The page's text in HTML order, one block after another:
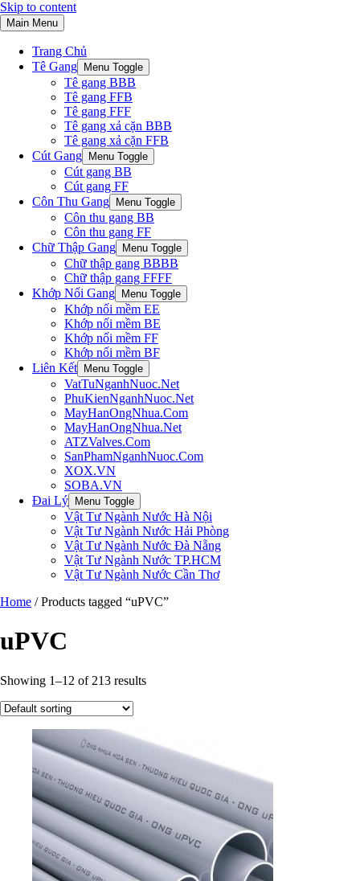
Skip to content
Main Menu
Trang Chủ
Tê Gang
Menu Toggle
Tê gang BBB
Tê gang FFB
Tê gang FFF
Tê gang xả cặn BBB
Tê gang xả cặn FFB
Cút Gang
Menu Toggle
Cút gang BB
Cút gang FF
Côn Thu Gang
Menu Toggle
Côn thu gang BB
Côn thu gang FF
Chữ Thập Gang
Menu Toggle
Chữ thập gang BBBB
Chữ thập gang FFFF
Khớp Nối Gang
Menu Toggle
Khớp nối mềm EE
Khớp nối mềm BE
Khớp nối mềm FF
Khớp nối mềm BF
Liên Kết
Menu Toggle
VatTuNganhNuoc.Net
PhuKienNganhNuoc.Net
MayHanOngNhua.Com
MayHanOngNhua.Net
ATZValves.Com
SanPhamNganhNuoc.Com
XOX.VN
SOBA.VN
Đai Lý
Menu Toggle
Vật Tư Ngành Nước Hà Nội
Vật Tư Ngành Nước Hải Phòng
Vật Tư Ngành Nước Đà Nẵng
Vật Tư Ngành Nước TP.HCM
Vật Tư Ngành Nước Cần Thơ
Home / Products tagged “uPVC”
uPVC
Showing 1–12 of 213 results